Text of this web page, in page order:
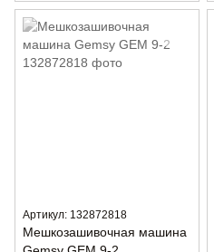
Артикул: 132872818
Мешкозашивочная машина